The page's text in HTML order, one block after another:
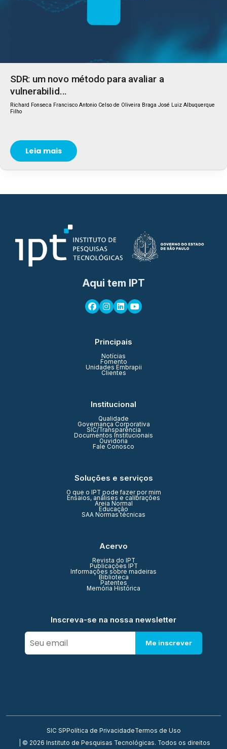
SDR: um novo método para avaliar a
vulnerabilid...
Richard Fonseca Francisco Antonio Celso de Oliveira Braga José Luiz Albuquerque
Filho
Leia mais
Aqui tem IPT
Principais
Notícias
Fomento
Unidades Embrapii
Clientes
Institucional
Qualidade
Governança Corporativa
SIC/Transparência
Documentos Institucionais
Ouvidoria
Fale Conosco
Soluções e serviços
O que o IPT pode fazer por mim
Ensaios, análises e calibrações
Areia Normal
Educação
SAA Normas técnicas
Acervo
Revista do IPT
Publicações IPT
Informações sobre madeiras
Biblioteca
Patentes
Memória Histórica
Inscreva-se na nossa newsletter
Me inscrever
SIC SP Política de PrivacidadeTermos de Uso
| © 2026 Instituto de Pesquisas Tecnológicas. Todos os direitos